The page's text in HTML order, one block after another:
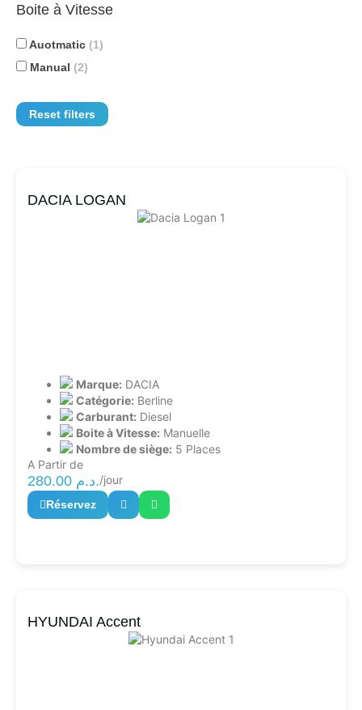
Boite à Vitesse
Auotmatic (1)
Manual (2)
Reset filters
DACIA LOGAN
Marque: DACIA
Catégorie: Berline
Carburant: Diesel
Boite à Vitesse: Manuelle
Nombre de siège: 5 Places
A Partir de
280.00 د.م./jour
Réservez
HYUNDAI Accent